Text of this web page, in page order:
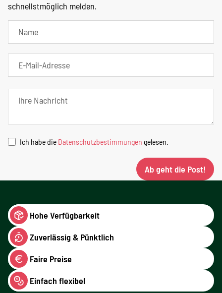
schnellstmöglich melden.
Ich habe die Datenschutzbestimmungen gelesen.
Ab geht die Post!
Hohe Verfügbarkeit
Zuverlässig & Pünktlich
Faire Preise
Einfach flexibel